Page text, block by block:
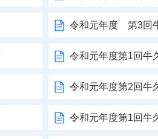
令和元年度 第3回
令和元年度第1回牛
令和元年度第2回牛
令和元年度第1回牛